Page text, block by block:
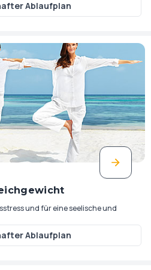
Ablaufplan
und für eine seelische und
Ablaufplan